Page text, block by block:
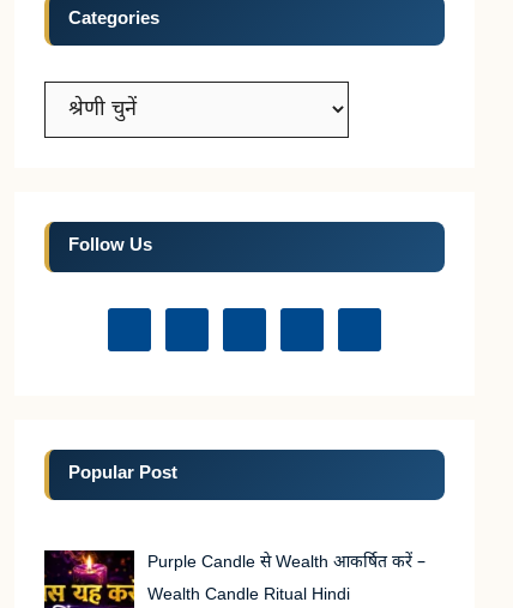
Categories
Categories
Follow Us
Popular Post
Purple Candle से Wealth आकर्षित करें –
Wealth Candle Ritual Hindi